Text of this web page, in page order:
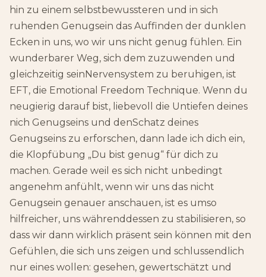
hin zu einem selbstbewussteren und in sich
ruhenden Genugsein das Auffinden der dunklen
Ecken in uns, wo wir uns nicht genug fühlen. Ein
wunderbarer Weg, sich dem zuzuwenden und
gleichzeitig seinNervensystem zu beruhigen, ist
EFT, die Emotional Freedom Technique. Wenn du
neugierig darauf bist, liebevoll die Untiefen deines
nich Genugseins und denSchatz deines
Genugseins zu erforschen, dann lade ich dich ein,
die Klopfübung „Du bist genug“ für dich zu
machen. Gerade weil es sich nicht unbedingt
angenehm anfühlt, wenn wir uns das nicht
Genugsein genauer anschauen, ist es umso
hilfreicher, uns währenddessen zu stabilisieren, so
dass wir dann wirklich präsent sein können mit den
Gefühlen, die sich uns zeigen und schlussendlich
nur eines wollen: gesehen, gewertschätzt und